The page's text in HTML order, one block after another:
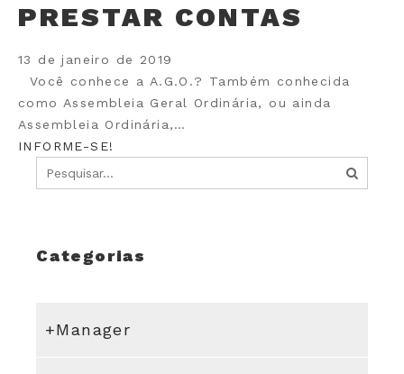
PRESTAR CONTAS
13 de janeiro de 2019
Você conhece a A.G.O.? Também conhecida
como Assembleia Geral Ordinária, ou ainda
Assembleia Ordinária,…
INFORME-SE!
Categorias
+Manager